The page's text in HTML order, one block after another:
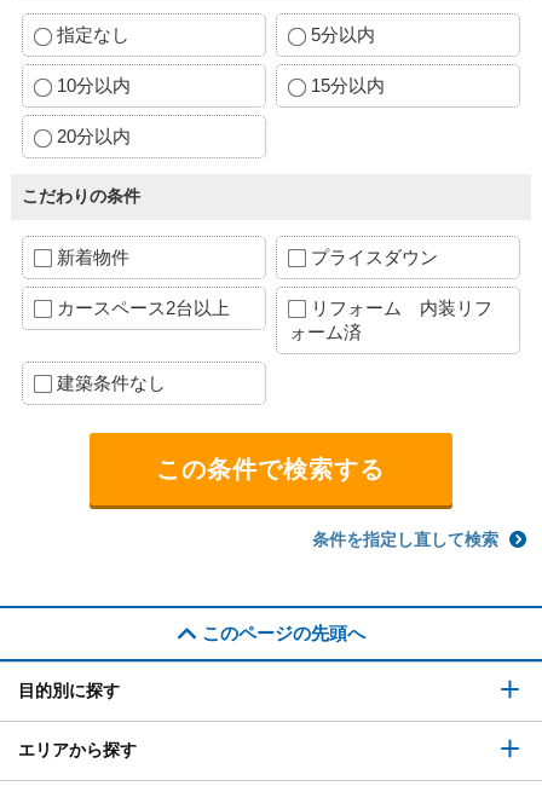
指定なし 5分以内
10分以内 15分以内
20分以内
こだわりの条件
新着物件 プライスダウン
カースペース2台以上
リフォーム 内装リフ
ォーム済
建築条件なし
条件を指定し直して検索
このページの先頭へ
目的別に探す
エリアから探す